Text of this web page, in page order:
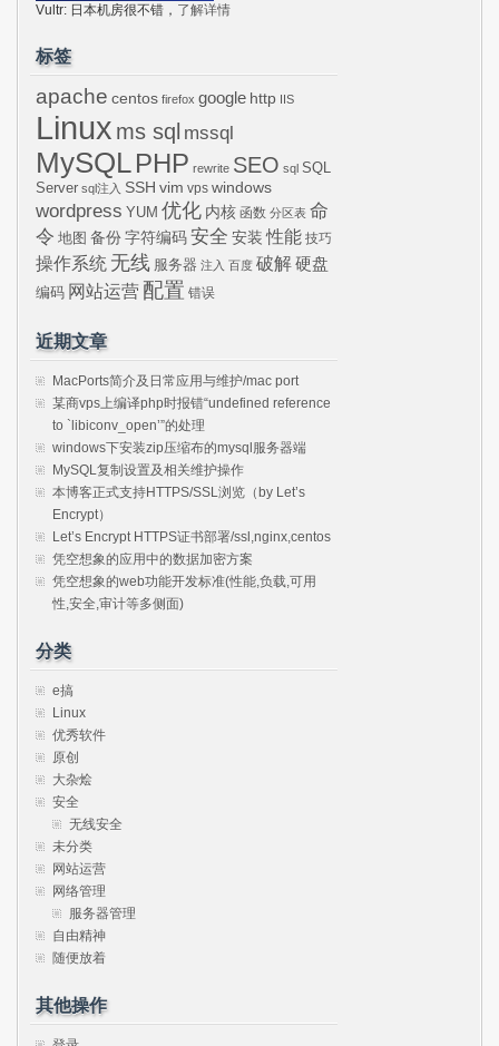
Vultr: 日本机房很不错， 了解详情
标签
apache centos firefox google http IIS
Linux ms sql mssql
MySQLPHP rewrite SEO sql SQL
Server sql注入 SSH vim vps windows
wordpress YUM 优化 内核 函数 分区表 命
令 地图 备份 字符编码 安全 安装 性能 技巧
操作系统 无线 服务器 注入 百度 破解硬盘
编码 网站运营 配置 错误
近期文章
MacPorts简介及日常应用与维护/mac port
某商vps上编译php时报错“undefined reference
to `libiconv_open’”的处理
windows下安装zip压缩布的mysql服务器端
MySQL复制设置及相关维护操作
本博客正式支持HTTPS/SSL浏览（by Let’s
Encrypt）
Let’s Encrypt HTTPS证书部署/ssl,nginx,centos
凭空想象的应用中的数据加密方案
凭空想象的web功能开发标准(性能,负载,可用
性,安全,审计等多侧面)
分类
e搞
Linux
优秀软件
原创
大杂烩
安全
无线安全
未分类
网站运营
网络管理
服务器管理
自由精神
随便放着
其他操作